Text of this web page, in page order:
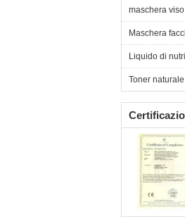
maschera
Maschera
Liquido di
Toner